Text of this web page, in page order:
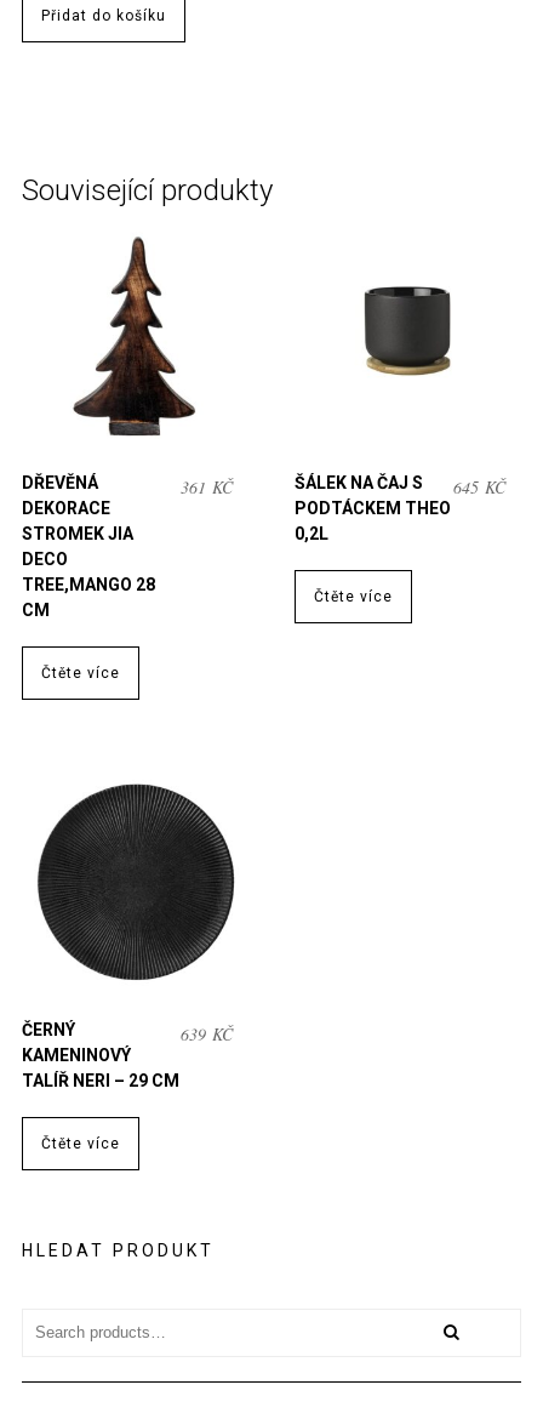
Přidat do košíku
Související produkty
DŘEVĚNÁ
DEKORACE
STROMEK JIA
DECO
TREE,MANGO 28
CM
361 KČ
Čtěte více
ŠÁLEK NA ČAJ S
PODTÁCKEM THEO
0,2L
645 KČ
Čtěte více
ČERNÝ
KAMENINOVÝ
TALÍŘ NERI – 29 CM
639KČ
Čtěte více
HLEDAT PRODUKT
for: